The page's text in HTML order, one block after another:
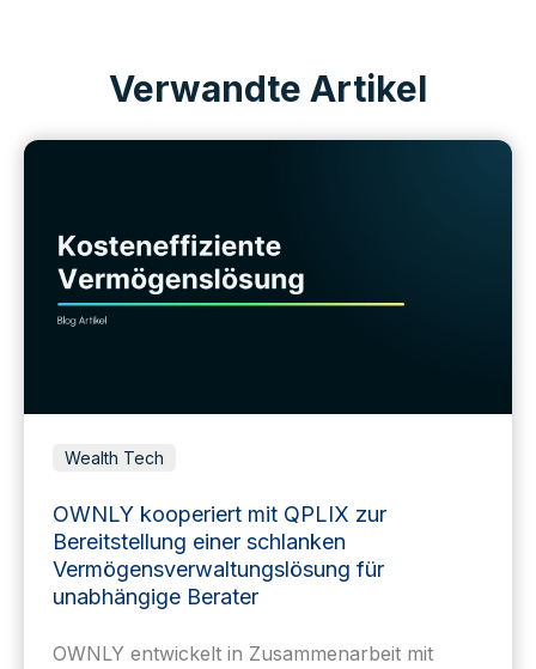
Verwandte Artikel
Wealth Tech
OWNLY kooperiert mit QPLIX zur
Bereitstellung einer schlanken
Vermögensverwaltungslösung für
unabhängige Berater
OWNLY entwickelt in Zusammenarbeit mit